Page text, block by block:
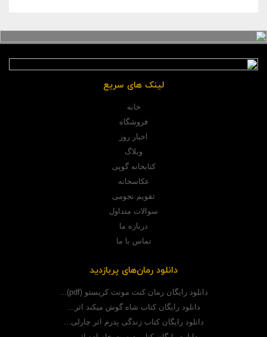
لینک های سریع
خانه
فروشگاه
اخبار روز
وبلاگ
کتابخانه گوپی
عکاسخانه
تقویم نجومی
سوالات متداول
درباره ما
تماس با ما
دانلود رمان‌های پربازدید
دانلود رایگان رمان کنت مونت کریستو (pdf)...
دانلود رایگان کتاب شاه گوش میکند اثر...
دانلود رایگان کتاب زندگی پدرم اثر چارلی...